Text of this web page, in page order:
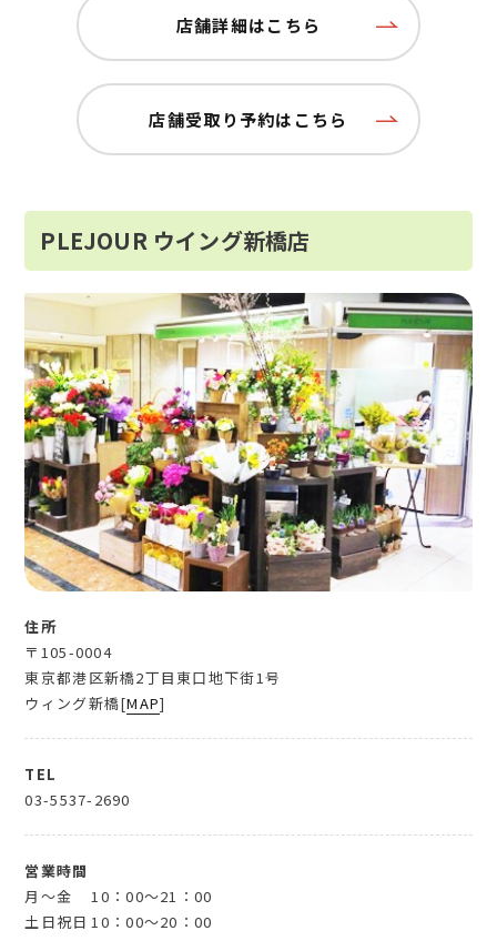
店舗詳細はこちら
店舗受取り予約はこちら
PLEJOUR ウイング新橋店
住所
〒105-0004
東京都港区新橋2丁目東口地下街1号
ウィング新橋[MAP]
TEL
03-5537-2690
営業時間
月～金
10：00～21：00
土日祝日 10：00～20：00